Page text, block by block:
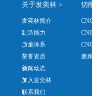
关于发奕林 >
发奕林简介
制造能力
质量体系
荣誉资质
新闻动态
加入发奕林
联系我们
磨